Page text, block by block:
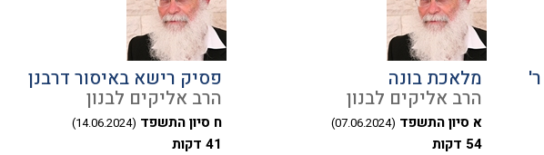
מלאכת בונה
הרב אליקים לבנון
א סיון התשפד (07.06.2024)
54 דקות
פסיק רישא באיסור דרבנן
הרב אליקים לבנון
ח סיון התשפד (14.06.2024)
41 דקות